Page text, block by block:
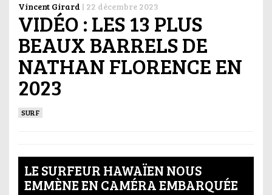
Vincent Girard | 22 décembre 2023
VIDÉO : LES 13 PLUS
BEAUX BARRELS DE
NATHAN FLORENCE EN
2023
SURF
LE SURFEUR HAWAÏEN NOUS
EMMÈNE EN CAMÉRA EMBARQUÉE